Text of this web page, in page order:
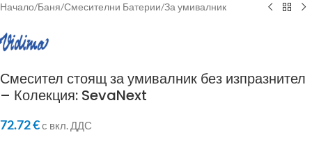
Начало/Баня/Смесителни Батерии/За умивалник
Смесител стоящ за умивалник без изпразнител
– Колекция: SevaNext
72.72€с вкл. ДДС